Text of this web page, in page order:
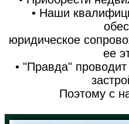
• Наши
юридическое
ее
• "Правда"
Поэтому с